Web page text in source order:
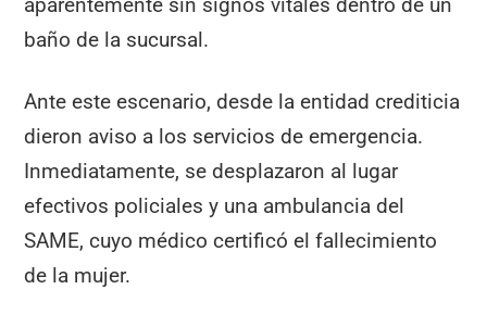
baño de la sucursal.
Ante este escenario, desde la entidad crediticia
dieron aviso a los servicios de emergencia.
Inmediatamente, se desplazaron al lugar
efectivos policiales y una ambulancia del
SAME, cuyo médico certificó el fallecimiento
de la mujer.